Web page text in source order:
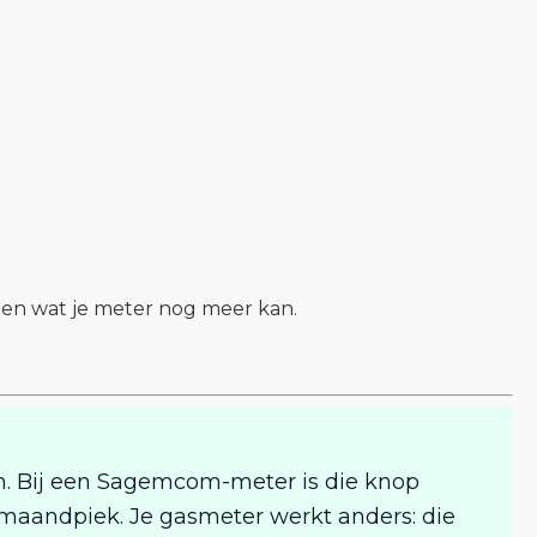
wat je meter nog meer kan.
Bij een Sagemcom-meter is die knop
Je gasmeter werkt anders: die